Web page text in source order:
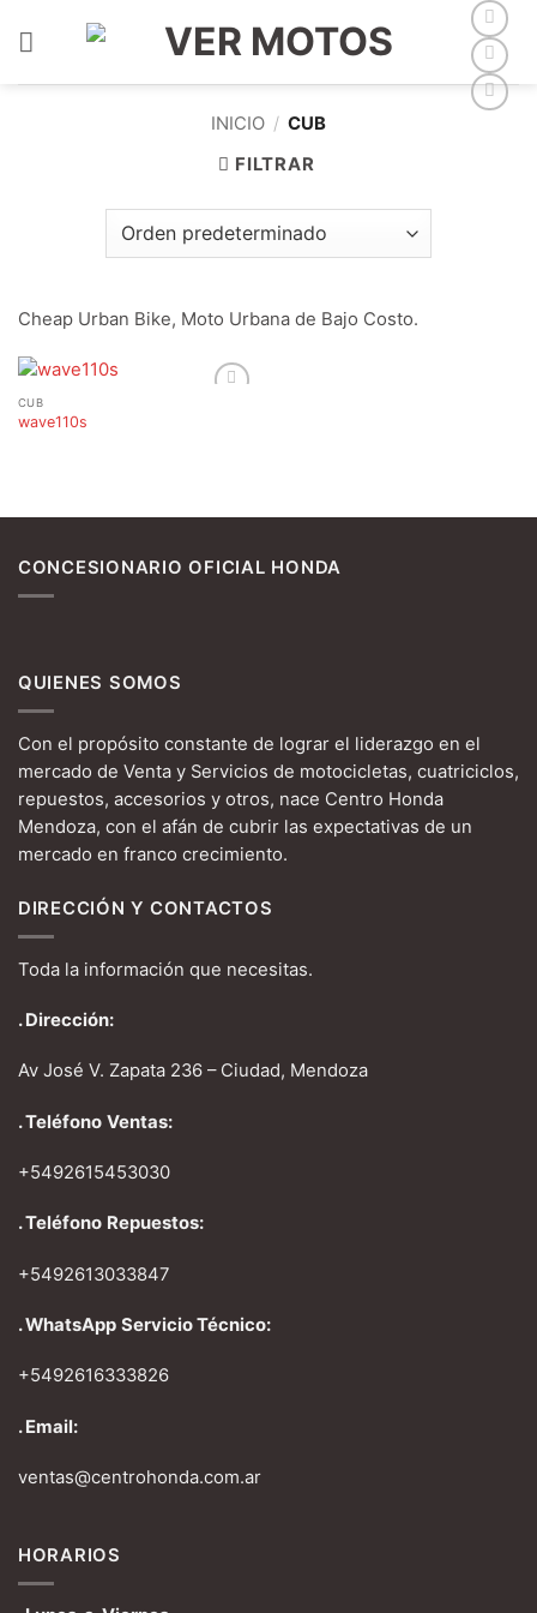
INICIO / CUB
FILTRAR
Cheap Urban Bike, Moto Urbana de Bajo Costo.
CUB
wave110s
CONCESIONARIO OFICIAL HONDA
QUIENES SOMOS
Con el propósito constante de lograr el liderazgo en el
mercado de Venta y Servicios de motocicletas, cuatriciclos,
repuestos, accesorios y otros, nace Centro Honda
Mendoza, con el afán de cubrir las expectativas de un
mercado en franco crecimiento.
DIRECCIÓN Y CONTACTOS
Toda la información que necesitas.
. Dirección:
Av José V. Zapata 236 – Ciudad, Mendoza
. Teléfono Ventas:
+5492615453030
. Teléfono Repuestos:
+5492613033847
. WhatsApp Servicio Técnico:
+5492616333826
. Email:
ventas@centrohonda.com.ar
HORARIOS